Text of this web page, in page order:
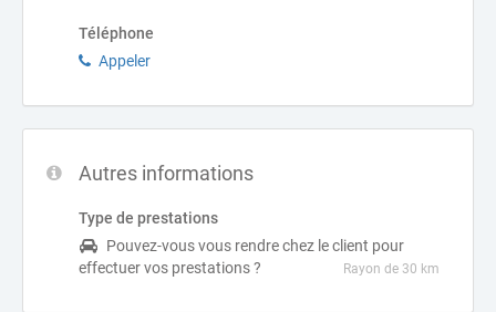
Téléphone
Appeler
Autres informations
Type de prestations
Pouvez-vous vous rendre chez le client pour
effectuer vos prestations ?
Rayon de 30 km